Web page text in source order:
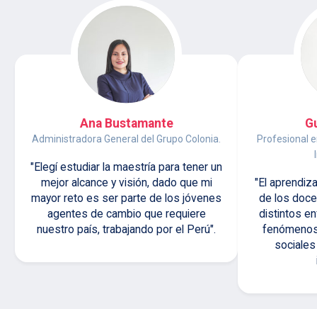
Ana Bustamante
Administradora General del Grupo Colonia.
"Elegí estudiar la maestría para tener un
mejor alcance y visión, dado que mi
mayor reto es ser parte de los jóvenes
agentes de cambio que requiere
nuestro país, trabajando por el Perú".
Profesional
"El
de los
distintos
sociales